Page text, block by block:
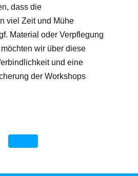
dass die
viel Zeit und Mühe
Material oder Verpflegung
wir über diese
und eine
der Workshops